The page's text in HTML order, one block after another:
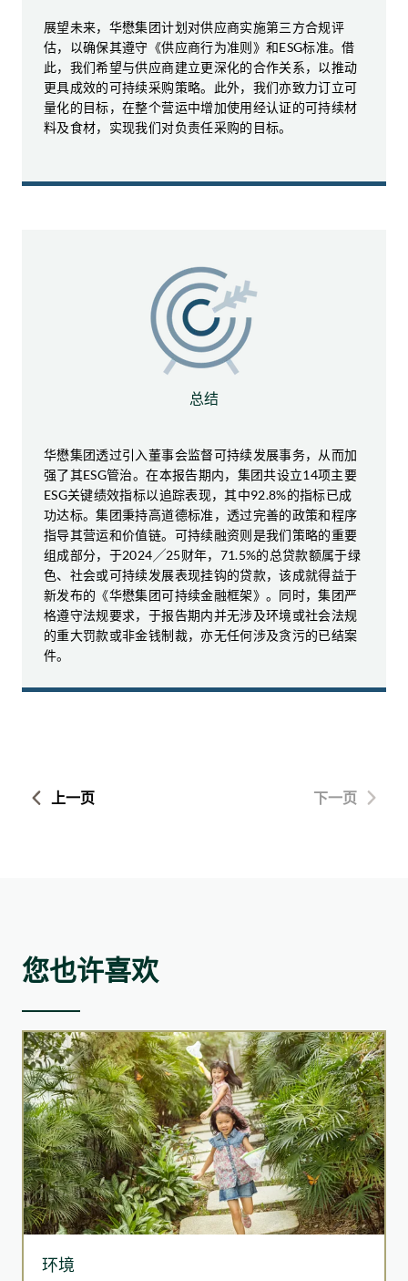
展望未来，华懋集团计划对供应商实施第三方合规评
估，以确保其遵守《供应商行为准则》和ESG标准。借
此，我们希望与供应商建立更深化的合作关系，以推动
更具成效的可持续采购策略。此外，我们亦致力订立可
量化的目标，在整个营运中增加使用经认证的可持续材
料及食材，实现我们对负责任采购的目标。
总结
华懋集团透过引入董事会监督可持续发展事务，从而加
强了其ESG管治。在本报告期内，集团共设立14项主要
ESG关键绩效指标以追踪表现，其中92.8%的指标已成
功达标。集团秉持高道德标准，透过完善的政策和程序
指导其营运和价值链。可持续融资则是我们策略的重要
组成部分，于2024╱25财年，71.5%的总贷款额属于绿
色、社会或可持续发展表现挂钩的贷款，该成就得益于
新发布的《华懋集团可持续金融框架》。同时，集团严
格遵守法规要求，于报告期内并无涉及环境或社会法规
的重大罚款或非金钱制裁，亦无任何涉及贪污的已结案
件。
上一页 下一页
您也许喜欢
环境